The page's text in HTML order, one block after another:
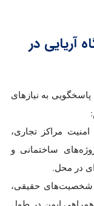
آریایی در
به نیازهای
امنیت مراکز تجاری،
ساختمانی و
در محل.
شخصیت‌های حقیقی،